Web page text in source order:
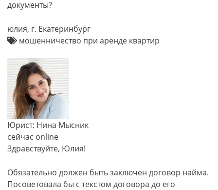
документы?
юлия, г. Екатеринбург
мошенничество при аренде квартир
Юрист: Нина Мысник
сейчас online
Здравствуйте, Юлия!
Обязательно должен быть заключен договор найма.
Посоветовала бы с текстом договора до его